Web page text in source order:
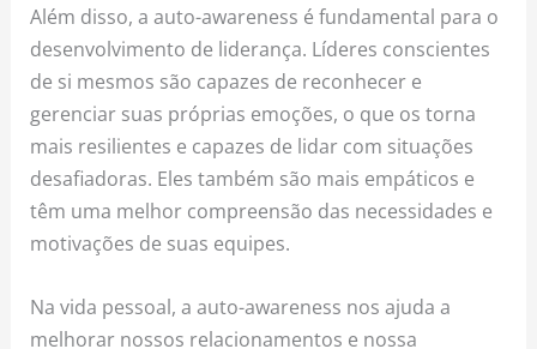
Além disso, a auto-awareness é fundamental para o
desenvolvimento de liderança. Líderes conscientes
de si mesmos são capazes de reconhecer e
gerenciar suas próprias emoções, o que os torna
mais resilientes e capazes de lidar com situações
desafiadoras. Eles também são mais empáticos e
têm uma melhor compreensão das necessidades e
motivações de suas equipes.
Na vida pessoal, a auto-awareness nos ajuda a
melhorar nossos relacionamentos e nossa